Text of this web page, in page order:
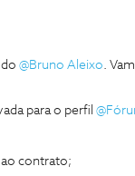
@Bruno Aleixo.
para o perfil
contrato;